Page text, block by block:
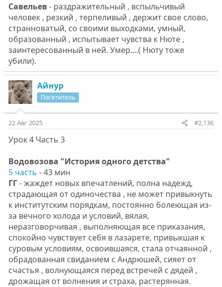
Савельев- раздражительный , вспыльчивый
человек , резкий , терпеливый , держит свое слово,
странноватый, со своими выходками, умный,
образованный , испытывает чувства к Нюте ,
заинтересованный в ней. Умер....( Нюту тоже
убили).
Айнур
Посетитель
22 Авг 2025 #2,136
Урок 4 Часть 3
Водовозова "История одного детства"
5 часть - 43 мин
ГГ- жаждет новых впечатлений, полна надежд,
страдающая от одиночества , не может привыкнуть
к институтским порядкам, постоянно болеющая из-
за вечного холода и условий, вялая,
неразговорчивая , выполняющая все приказания,
спокойно чувствует себя в лазарете, привыкшая к
суровым условиям, освоившаяся, стала отчаянной ,
обрадованная свиданием с Андрюшей, сияет от
счастья , волнующаяся перед встречей с дядей ,
дрожащая от волнения и страха, растерянная.